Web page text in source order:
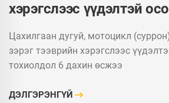
хэрэгслээс үүдэлтэй
Цахилгаан дугуй, мотоцикл
зэрэг тээврийн хэрэгслээс
тохиолдол 6 дахин өсжээ
ДЭЛГЭРЭНГҮЙ